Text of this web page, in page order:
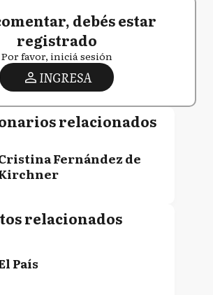
debés estar
registrado
Por favor, iniciá sesión
INGRESA
relacionados
Fernández de
relacionados
País